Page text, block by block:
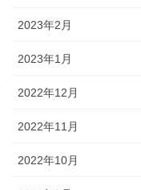
2023年2月
2023年1月
2022年12月
2022年11月
2022年10月